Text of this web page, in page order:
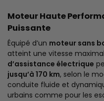
Moteur Haute
Puissante
Équipé d’un moteur sans
atteint une vitesse
d’assistance électrique
jusqu’à 170 km, selon le
conduite fluide et
urbains comme pour les